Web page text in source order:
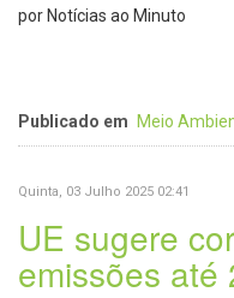
por Notícias ao Minuto
Publicado em Meio
Quinta, 03 Julho 2025 02:41
UE sugere
emissões até